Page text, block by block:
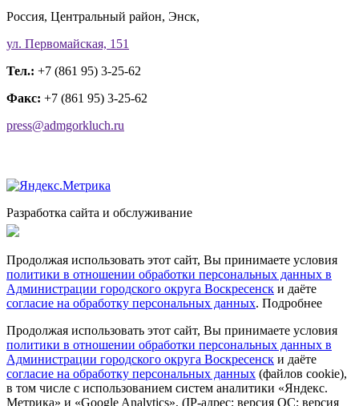
Россия, Центральный район, Энск,
ул. Первомайская, 151
Тел.: +7 (861 95) 3-25-62
Факс: +7 (861 95) 3-25-62
press@admgorkluch.ru
Разработка сайта и обслуживание
Продолжая использовать этот сайт, Вы принимаете условия
политики в отношении обработки персональных данных в
Администрации городского округа Воскресенск и даёте
согласие на обработку персональных данных. Подробнее
Продолжая использовать этот сайт, Вы принимаете условия
политики в отношении обработки персональных данных в
Администрации городского округа Воскресенск и даёте
согласие на обработку персональных данных (файлов cookie),
в том числе с использованием систем аналитики «Яндекс.
Метрика» и «Google Analytics», (IP-адрес; версия ОС; версия